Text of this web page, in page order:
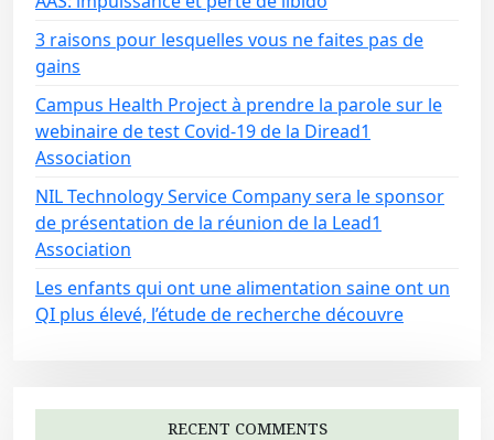
3 raisons pour lesquelles vous ne faites pas de
gains
Campus Health Project à prendre la parole sur le
webinaire de test Covid-19 de la Diread1
Association
NIL Technology Service Company sera le sponsor
de présentation de la réunion de la Lead1
Association
Les enfants qui ont une alimentation saine ont un
QI plus élevé, l’étude de recherche découvre
RECENT COMMENTS